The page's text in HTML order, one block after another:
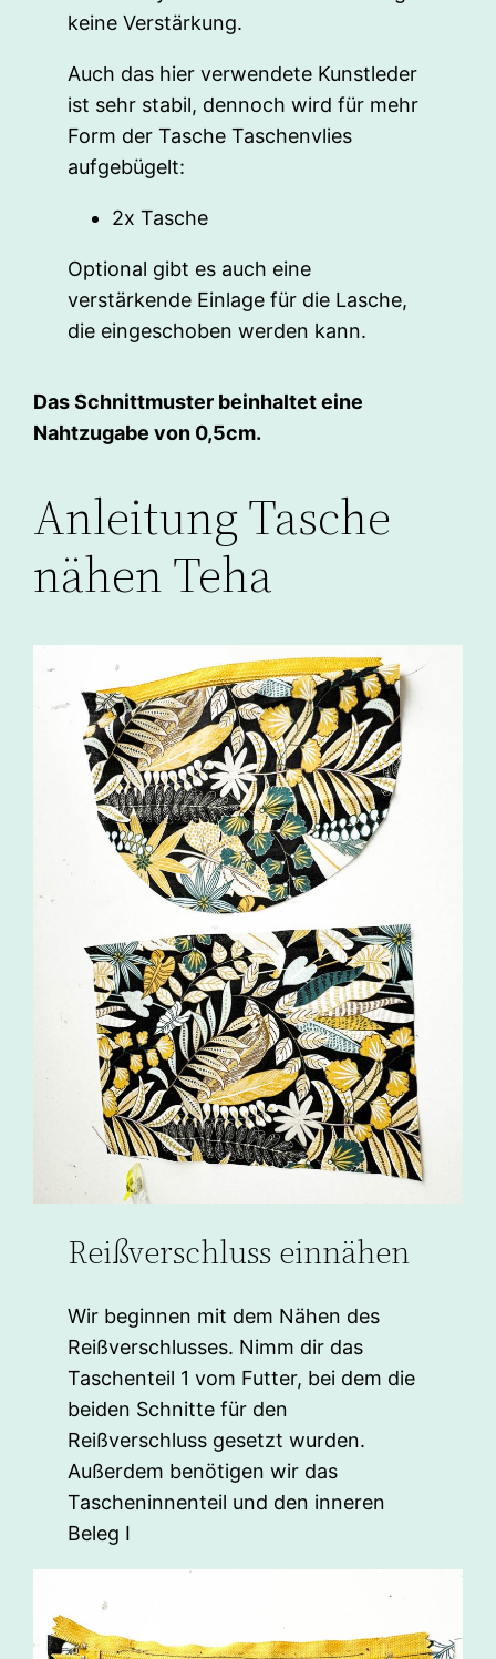
keine Verstärkung.
Auch das hier verwendete Kunstleder
ist sehr stabil, dennoch wird für mehr
Form der Tasche Taschenvlies
aufgebügelt:
2x Tasche
Optional gibt es auch eine
verstärkende Einlage für die Lasche,
die eingeschoben werden kann.
Das Schnittmuster beinhaltet eine
Nahtzugabe von 0,5cm.
Anleitung Tasche
nähen Teha
Reißverschluss einnähen
Wir beginnen mit dem Nähen des
Reißverschlusses. Nimm dir das
Taschenteil 1 vom Futter, bei dem die
beiden Schnitte für den
Reißverschluss gesetzt wurden.
Außerdem benötigen wir das
Tascheninnenteil und den inneren
Beleg I